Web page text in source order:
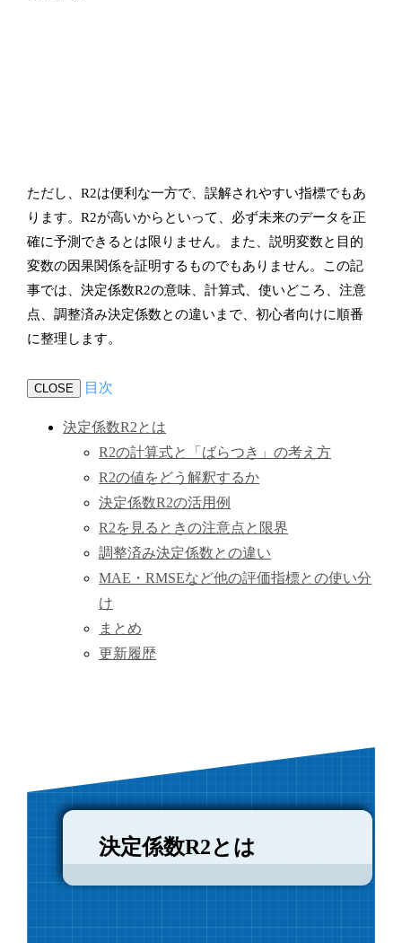
ただし、R2は便利な一方で、誤解されやすい指標でもあ
ります。R2が高いからといって、必ず未来のデータを正
確に予測できるとは限りません。また、説明変数と目的
変数の因果関係を証明するものでもありません。この記
事では、決定係数R2の意味、計算式、使いどころ、注意
点、調整済み決定係数との違いまで、初心者向けに順番
に整理します。
CLOSE 目次
決定係数R2とは
R2の計算式と「ばらつき」の考え方
R2の値をどう解釈するか
決定係数R2の活用例
R2を見るときの注意点と限界
調整済み決定係数との違い
MAE・RMSEなど他の評価指標との使い分
け
まとめ
更新履歴
決定係数R2とは